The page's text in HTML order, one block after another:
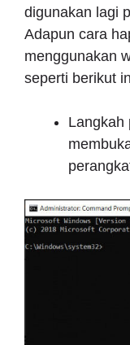
digunakan lagi
Adapun cara
menggunakan
seperti berikut
Langkah